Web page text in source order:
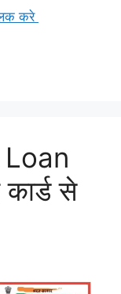
करे
से